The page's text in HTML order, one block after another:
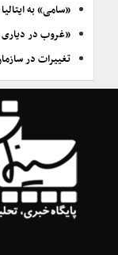
«سامی» به
«غروب در دیاری
تغییرات در